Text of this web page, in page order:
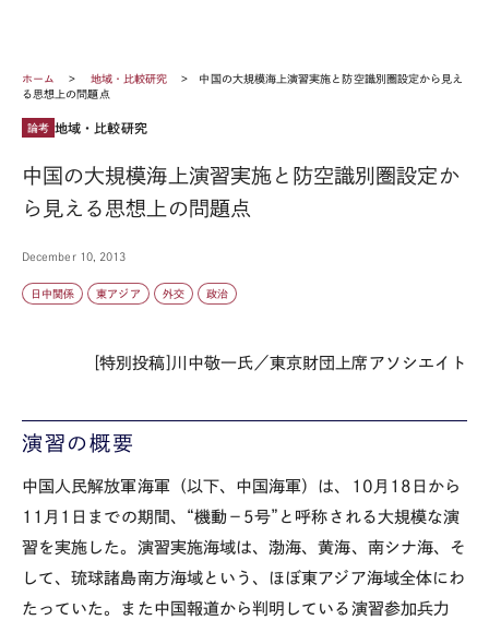
ホーム 地域・比較研究
中国の大規模海上演習実施と防空識別圏設定から見え
る思想上の問題点
論考 地域・比較研究
中国の大規模海上演習実施と防空識別圏設定か
ら見える思想上の問題点
December 10, 2013
日中関係 東アジア 外交 政治
[特別投稿]川中敬一氏／東京財団上席アソシエイト
演習の概要
中国人民解放軍海軍（以下、中国海軍）は、10月18日から
11月1日までの期間、“機動－5号”と呼称される大規模な演
習を実施した。演習実施海域は、渤海、黄海、南シナ海、そ
して、琉球諸島南方海域という、ほぼ東アジア海域全体にわ
たっていた。また中国報道から判明している演習参加兵力